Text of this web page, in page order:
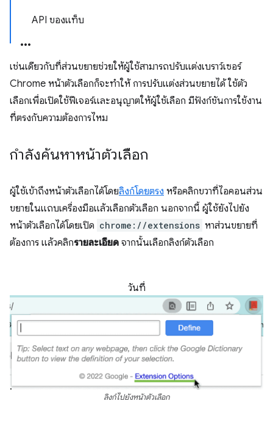
API ของแท็บ
เช่นเดียวกับที่ส่วนขยายช่วยให้ผู้ใช้สามารถปรับแต่งเบราว์เซอร์
Chrome หน้าตัวเลือกก็จะทำให้ การปรับแต่งส่วนขยายได้ ใช้ตัว
เลือกเพื่อเปิดใช้ฟีเจอร์และอนุญาตให้ผู้ใช้เลือก มีฟังก์ชันการใช้งาน
ที่ตรงกับความต้องการไหม
กำลังค้นหาหน้าตัวเลือก
ผู้ใช้เข้าถึงหน้าตัวเลือกได้โดยลิงก์โดยตรง หรือคลิกขวาที่ไอคอนส่วน
ขยายในแถบเครื่องมือแล้วเลือกตัวเลือก นอกจากนี้ ผู้ใช้ยังไปยัง
หน้าตัวเลือกได้โดยเปิด chrome://extensions หาส่วนขยายที่
ต้องการ แล้วคลิกรายละเอียด จากนั้นเลือกลิงก์ตัวเลือก
วันที่
ลิงก์ไปยังหน้าตัวเลือก